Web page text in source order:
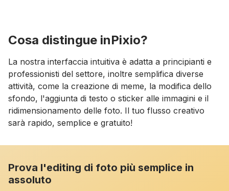
Cosa distingue inPixio?
La nostra interfaccia intuitiva è adatta a principianti e
professionisti del settore, inoltre semplifica diverse
attività, come la creazione di meme, la modifica dello
sfondo, l'aggiunta di testo o sticker alle immagini e il
ridimensionamento delle foto. Il tuo flusso creativo
sarà rapido, semplice e gratuito!
Prova l'editing di foto più semplice in
assoluto